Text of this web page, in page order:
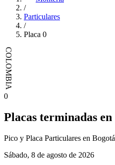
/
Particulares
/
Placa 0
COLOMBIA
0
Placas terminadas en
Pico y Placa Particulares en Bogotá
Sábado, 8 de agosto de 2026